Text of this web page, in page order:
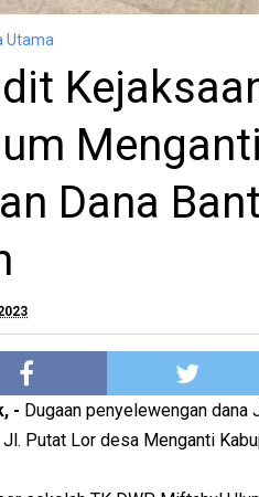
Utama
Dana
- Dugaan penyelewengan
Putat Lor desa Menganti